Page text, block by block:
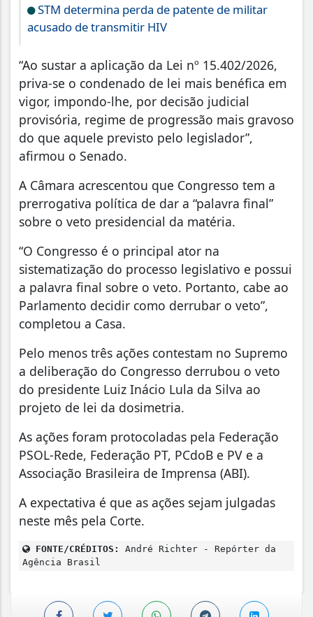
STM determina perda de patente de militar
acusado de transmitir HIV
“Ao sustar a aplicação da Lei nº 15.402/2026,
priva-se o condenado de lei mais benéfica em
vigor, impondo-lhe, por decisão judicial
provisória, regime de progressão mais gravoso
do que aquele previsto pelo legislador”,
afirmou o Senado.
A Câmara acrescentou que Congresso tem a
prerrogativa política de dar a “palavra final”
sobre o veto presidencial da matéria.
“O Congresso é o principal ator na
sistematização do processo legislativo e possui
a palavra final sobre o veto. Portanto, cabe ao
Parlamento decidir como derrubar o veto”,
completou a Casa.
Pelo menos três ações contestam no Supremo
a deliberação do Congresso derrubou o veto
do presidente Luiz Inácio Lula da Silva ao
projeto de lei da dosimetria.
As ações foram protocoladas pela Federação
PSOL-Rede, Federação PT, PCdoB e PV e a
Associação Brasileira de Imprensa (ABI).
A expectativa é que as ações sejam julgadas
neste mês pela Corte.
FONTE/CRÉDITOS:
André Richter - Repórter da
Agência Brasil